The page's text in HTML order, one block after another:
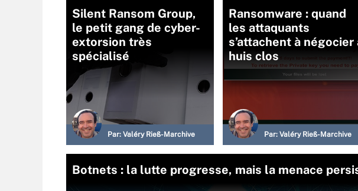
Silent Ransom Group,
le petit gang de cyber-
extorsion très
spécialisé
Par: Valéry Rieß-Marchive
Ransomware : quand
les attaquants
s’attachent à négocier
huis clos
Par: Valéry Rieß-Marchive
Botnets : la lutte progresse, mais la menace